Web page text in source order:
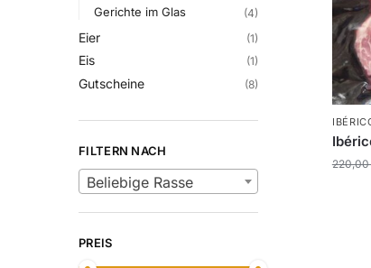
220,00
Gerichte im Glas (4)
Eier (1)
Eis (1)
Gutscheine (8)
FILTERN NACH
Beliebige Rasse
PREIS